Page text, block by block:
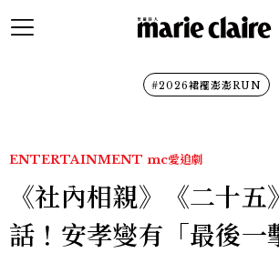
#2026裙襬澎澎RUN
ENTERTAINMENT mc愛追劇
《社內相親》《二十
話！安孝燮有「最後一